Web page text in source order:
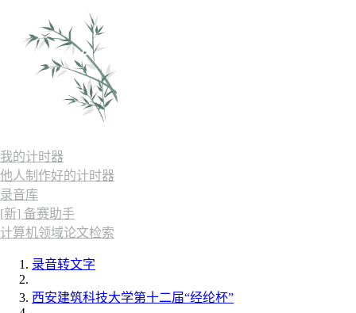
我的计时器
他人制作好的计时器
录音库
[新] 备赛助手
计算机领域论文检索
录音转文字
西安建筑科技大学第十二届“经纶杯”